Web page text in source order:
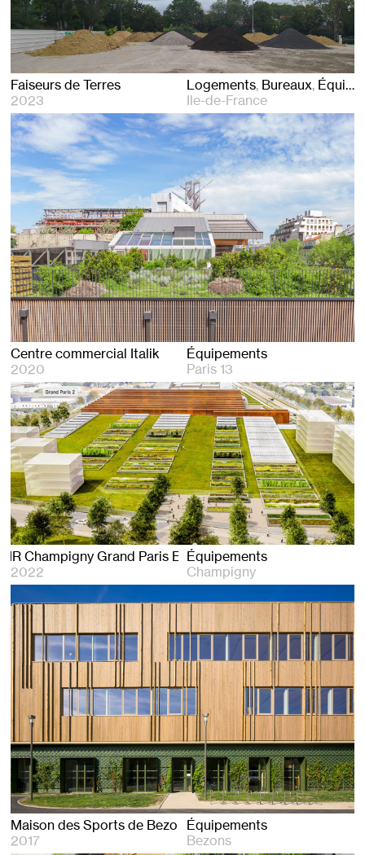
Faiseurs de Terres
2023
Logements Bureaux Équipements
Ile-de-France
Centre commercial Italik
2020
Équipements
Paris 13
Grand Paris Express
2022
Équipements
Champigny
Maison des Sports de Bezons
2017
Équipements
Bezons